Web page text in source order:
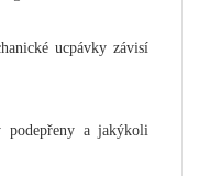
ucpávky závisí
a jakýkoli